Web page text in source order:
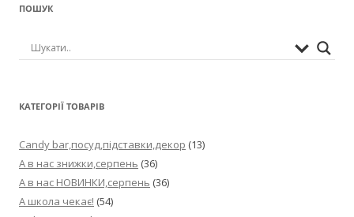
ПОШУК
КАТЕГОРІЇ ТОВАРІВ
Candy bar,посуд,підставки,декор (13)
А в нас знижки,серпень (36)
А в нас НОВИНКИ,серпень (36)
А школа чекає! (54)